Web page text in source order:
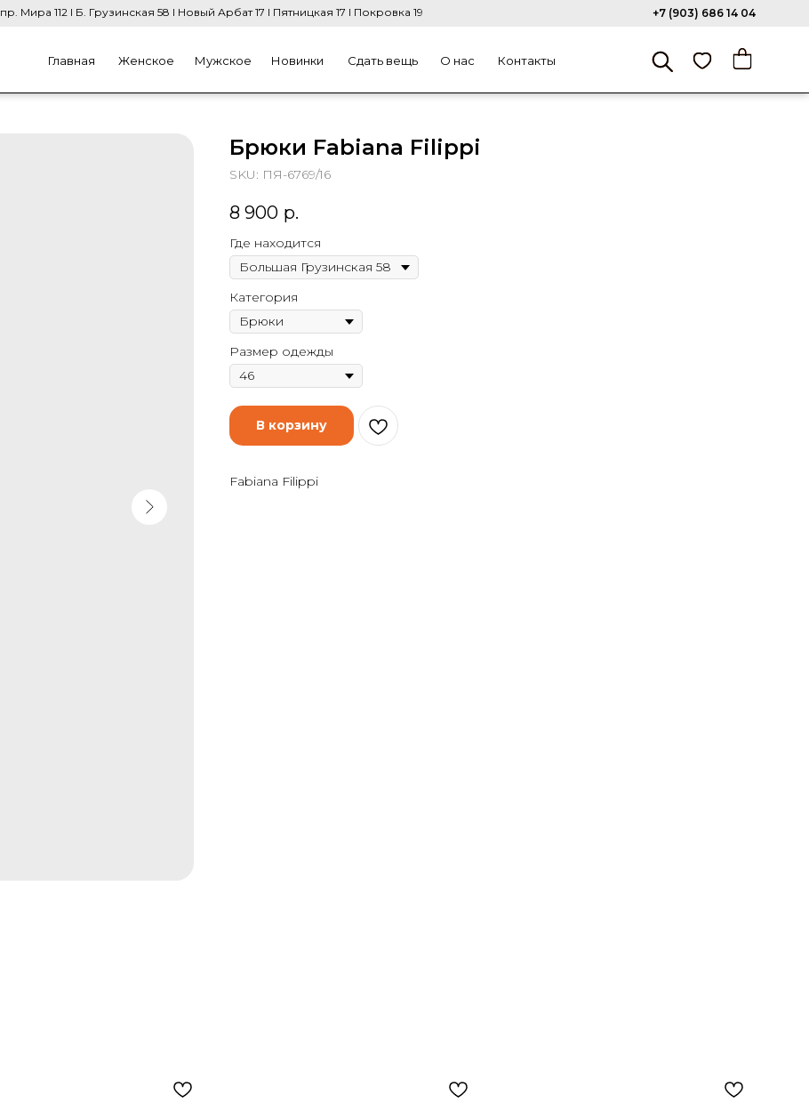
Главная Женское Мужское Новинки Сдать вещь О нас Контакты
пр. Мира 112 I Б. Грузинская 58 I Новый Арбат 17 I Пятницкая 17 I Покровка 19 +7 (903) 686 14 04
Брюки Fabiana Filippi
SKU: ПЯ-6769/16
8 900 р.
Где находится
Категория
Размер одежды
В корзину
Fabiana Filippi